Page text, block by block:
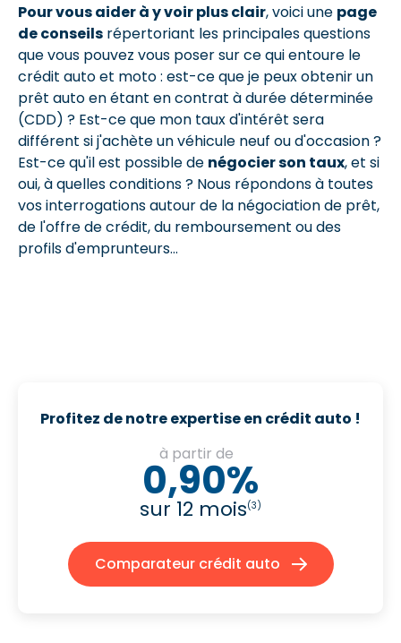
Pour vous aider à y voir plus clair, voici une page
de conseils répertoriant les principales questions
que vous pouvez vous poser sur ce qui entoure le
crédit auto et moto : est-ce que je peux obtenir un
prêt auto en étant en contrat à durée déterminée
(CDD) ? Est-ce que mon taux d'intérêt sera
différent si j'achète un véhicule neuf ou d'occasion ?
Est-ce qu'il est possible de négocier son taux, et si
oui, à quelles conditions ? Nous répondons à toutes
vos interrogations autour de la négociation de prêt,
de l'offre de crédit, du remboursement ou des
profils d'emprunteurs...
Profitez de notre expertise en crédit auto !
à partir de
0,90%
sur 12 mois(3)
Comparateur crédit auto